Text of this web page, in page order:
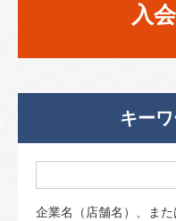
入
キー
企業名（店舗名）、ま